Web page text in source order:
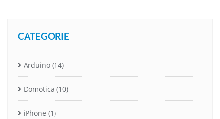
CATEGORIE
Arduino (14)
Domotica (10)
iPhone (1)